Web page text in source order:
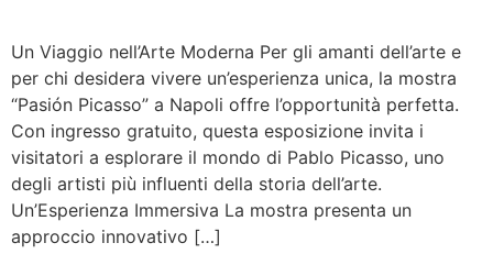
Un Viaggio nell’Arte Moderna Per gli amanti dell’arte e
per chi desidera vivere un’esperienza unica, la mostra
“Pasión Picasso” a Napoli offre l’opportunità perfetta.
Con ingresso gratuito, questa esposizione invita i
visitatori a esplorare il mondo di Pablo Picasso, uno
degli artisti più influenti della storia dell’arte.
Un’Esperienza Immersiva La mostra presenta un
approccio innovativo […]